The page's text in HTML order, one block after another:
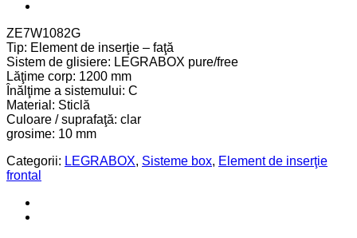
ZE7W1082G
Tip: Element de inserţie – faţă
Sistem de glisiere: LEGRABOX pure/free
Lăţime corp: 1200 mm
Înălţime a sistemului: C
Material: Sticlă
Culoare / suprafaţă: clar
grosime: 10 mm
Categorii: LEGRABOX, Sisteme box, Element de inserţie
frontal